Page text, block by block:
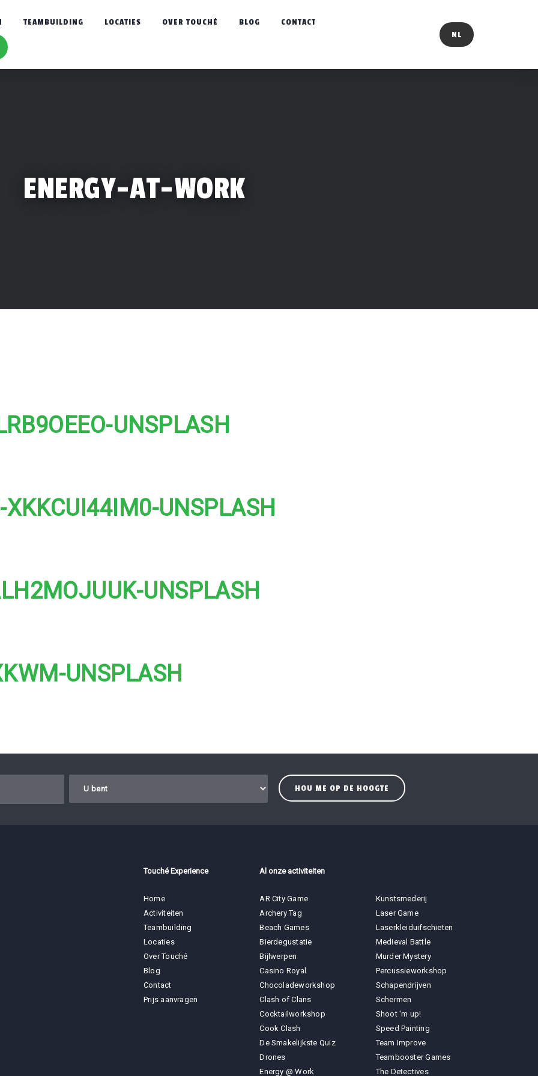
TEAMBUILDING LOCATIES OVER TOUCHÉ BLOG CONTACT
NL
ENERGY-AT-WORK
UNSPLASH
XKKCUI44IM0-UNSPLASH
UNSPLASH
UNSPLASH
Touché Experience
Home
Activiteiten
Teambuilding
Locaties
Over Touché
Blog
Contact
Prijs aanvragen
Al onze activiteiten
AR City Game
Archery Tag
Beach Games
Bierdegustatie
Bijlwerpen
Casino Royal
Chocoladeworkshop
Clash of Clans
Cocktailworkshop
Cook Clash
De Smakelijkste Quiz
Drones
Energy @ Work
Kunstsmederij
Laser Game
Laserkleiduifschieten
Medieval Battle
Murder Mystery
Percussieworkshop
Schapendrijven
Schermen
Shoot 'm up!
Speed Painting
Team Improve
Teambooster Games
The Detectives